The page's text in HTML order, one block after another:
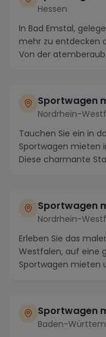
Hessen
In Bad Emstal,
mehr zu entdecken
Von der
Sportwagen
Nordrhein-
Tauchen Sie ein in
Sportwagen mieten
Diese charmante
Sportwagen
Nordrhein-
Erleben Sie das
Westfalen, auf eine
Sportwagen mieten
Sportwagen
Baden-